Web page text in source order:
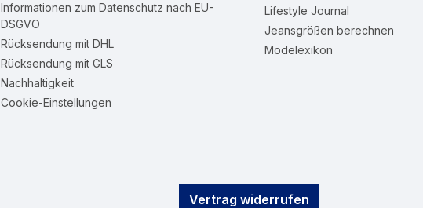
Informationen zum Datenschutz nach EU-
DSGVO
Rücksendung mit DHL
Rücksendung mit GLS
Nachhaltigkeit
Cookie-Einstellungen
Lifestyle Journal
Jeansgrößen berechnen
Modelexikon
Vertrag widerrufen